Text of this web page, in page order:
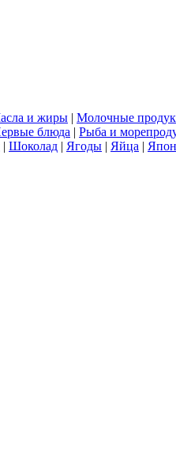
и жиры | Молочные
блюда | Рыба и
| Шоколад | Ягоды | Яйца |